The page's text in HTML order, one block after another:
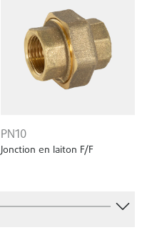
PN10
Jonction en laiton F/F